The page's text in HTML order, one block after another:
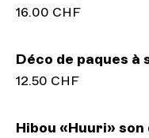
16.00 CHF
Déco de paques à
12.50 CHF
Hibou «Huuri»